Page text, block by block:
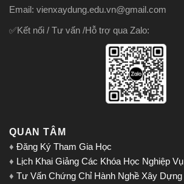
Email: vienxaydung.edu.vn@gmail.com
✅Kết nối / Tư vấn /Hỗ trợ qua Zalo:
QUAN TÂM
♦ Đăng Ký Tham Gia Học
♦ Lịch Khai Giảng Các Khóa Học Nghiệp Vụ
♦ Tư Vấn Chứng Chỉ Hành Nghề Xây Dựng